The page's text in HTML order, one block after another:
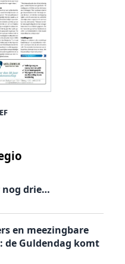
nog drie…
en meezingbare
de Guldendag komt